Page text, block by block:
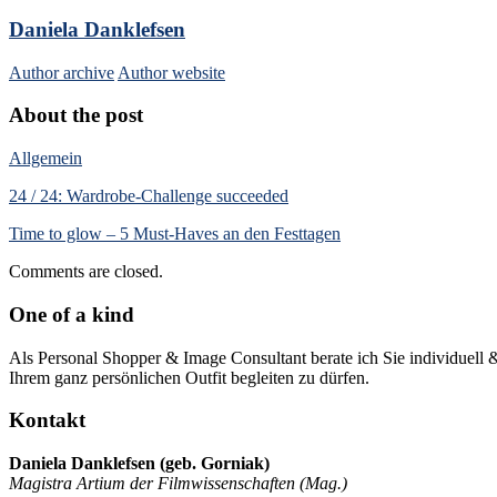
Daniela Danklefsen
Author archive Author website
About the post
Allgemein
24 / 24: Wardrobe-Challenge succeeded
Time to glow – 5 Must-Haves an den Festtagen
Comments are closed.
One of a kind
Als Personal Shopper & Image Consultant berate ich Sie
Ihrem ganz persönlichen Outfit begleiten zu dürfen.
Kontakt
Daniela Danklefsen (geb. Gorniak)
Magistra Artium der Filmwissenschaften (Mag.)